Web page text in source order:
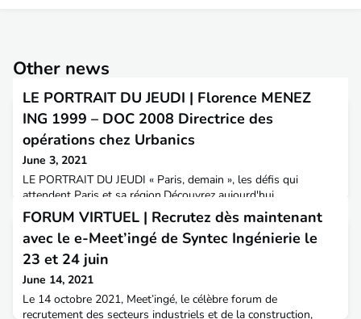
Other news
LE PORTRAIT DU JEUDI | Florence MENEZ
ING 1999 – DOC 2008 Directrice des
opérations chez Urbanics
June 3, 2021
LE PORTRAIT DU JEUDI « Paris, demain », les défis qui
attendent Paris et sa région.Découvrez aujourd'hui
le témoignage de Florence MENEZ, diplômée ingénieur à
l'ENTPE en 1999 et docteur en 2008, actuellement Directrice
des opérations chez Urbanics.A&T : Bonjour Florence, peux-tu
nous parler d’Urbanics, le bureau d’études dans lequel tu es
directrice des opérations ?Florence : Urbanics est un burea
FORUM VIRTUEL | Recrutez dès maintenant
avec le e-Meet’ingé de Syntec Ingénierie le
23 et 24 juin
June 14, 2021
Le 14 octobre 2021, Meet’ingé, le célèbre forum de
recrutement des secteurs industriels et de la construction,